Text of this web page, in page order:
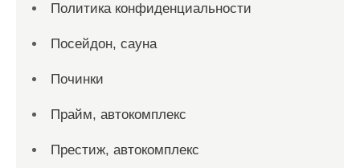
Политика конфиденциальности
Посейдон, сауна
Починки
Прайм, автокомплекс
Престиж, автокомплекс